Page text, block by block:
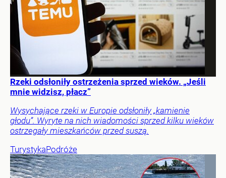
Rzeki odsłoniły ostrzeżenia sprzed wieków. „Jeśli
mnie widzisz, płacz”
Wysychające rzeki w Europie odsłoniły „kamienie
głodu”. Wyryte na nich wiadomości sprzed kilku wieków
ostrzegały mieszkańców przed suszą.
TurystykaPodróże